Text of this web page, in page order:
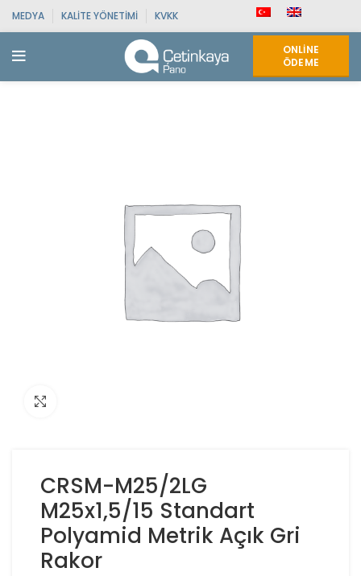
MEDYA KALITE YÖNETIMI KVKK
ONLINE
ÖDEME
CRSM-M25/2LG
M25x1,5/15 Standart
Polyamid Metrik Açık Gri
Rakor